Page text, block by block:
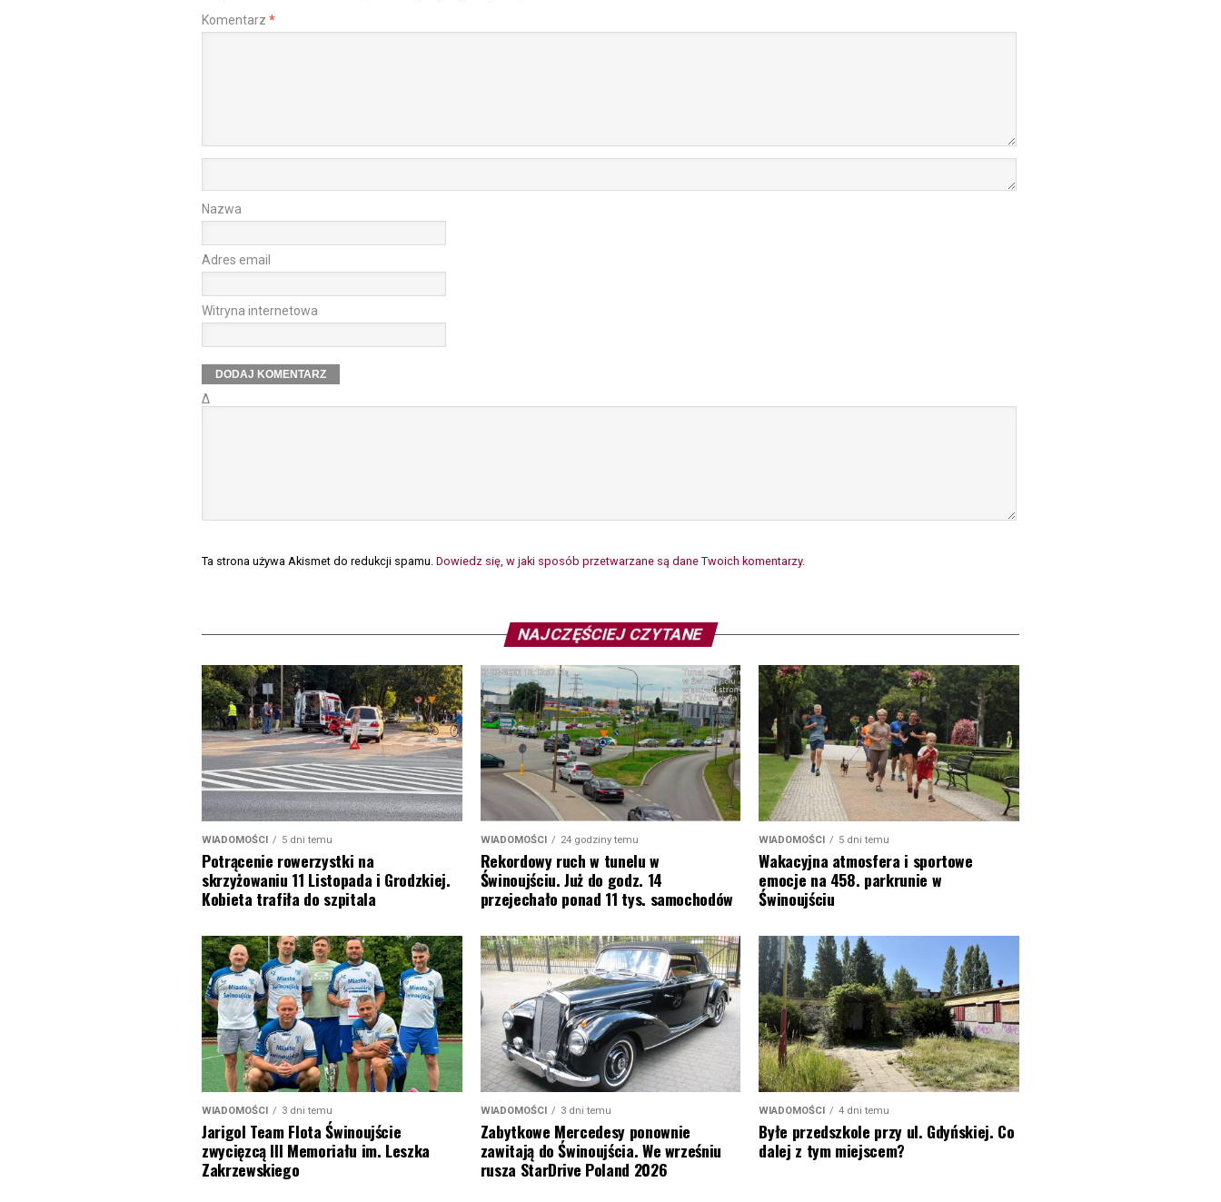
Komentarz *
Nazwa
Adres email
Witryna internetowa
Δ
Ta strona używa Akismet do redukcji spamu. Dowiedz się, w jaki sposób przetwarzane są dane Twoich komentarzy.
NAJCZĘŚCIEJ CZYTANE
WIADOMOŚCI 5 dni temu
Potrącenie rowerzystki na
skrzyżowaniu 11 Listopada i Grodzkiej.
Kobieta trafiła do szpitala
WIADOMOŚCI 24 godziny temu
Rekordowy ruch w tunelu w
Świnoujściu. Już do godz. 14
przejechało ponad 11 tys. samochodów
WIADOMOŚCI 5 dni temu
Wakacyjna atmosfera i sportowe
emocje na 458. parkrunie w
Świnoujściu
WIADOMOŚCI 3 dni temu
Jarigol Team Flota Świnoujście
zwycięzcą III Memoriału im. Leszka
Zakrzewskiego
WIADOMOŚCI 3 dni temu
Zabytkowe Mercedesy ponownie
zawitają do Świnoujścia. We wrześniu
rusza StarDrive Poland 2026
WIADOMOŚCI 4 dni temu
Byłe przedszkole przy ul. Gdyńskiej. Co
dalej z tym miejscem?